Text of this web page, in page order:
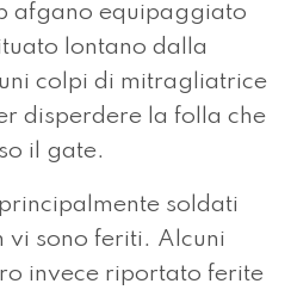
afgano equipaggiato
lontano dalla
colpi di mitragliatrice
disperdere la folla che
il gate.
soldati
vi sono feriti. Alcuni
invece riportato ferite